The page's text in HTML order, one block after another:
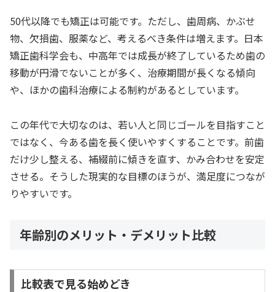
50代以降でも矯正は可能です。ただし、歯周病、かぶせ
物、欠損歯、服薬など、考えるべき条件は増えます。日本
矯正歯科学会も、中高年では成長が終了しているため歯の
移動が円滑でないことが多く、治療期間が長くなる傾向
や、ほかの歯科治療による制約があるとしています。
この年代で大切なのは、若い人と同じゴールを目指すこと
ではなく、今ある歯を長く使いやすくすることです。前歯
だけ少し整える、補綴前に傾きを直す、かみ合わせを安定
させる。そうした現実的な目標のほうが、満足度につなが
りやすいです。
年齢別のメリット・デメリット比較
比較表で見る始めどき